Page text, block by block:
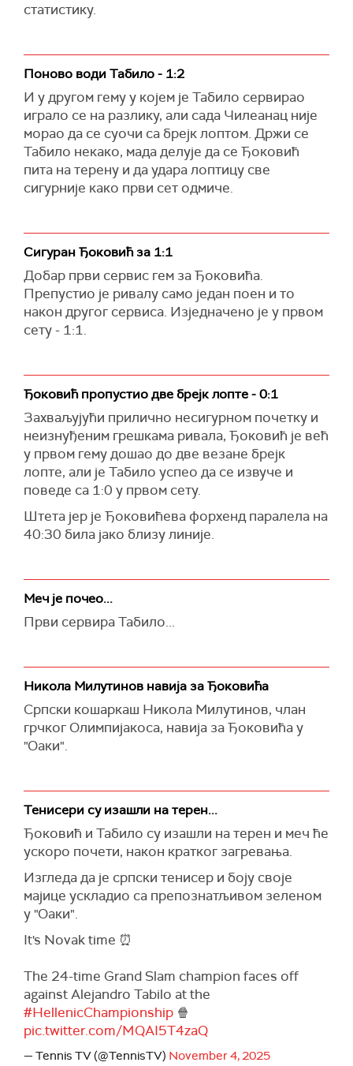
статистику.
Поново води Табило - 1:2
И у другом гему у којем је Табило сервирао
играло се на разлику, али сада Чилеанац није
морао да се суочи са брејк лоптом. Држи се
Табило некако, мада делује да се Ђоковић
пита на терену и да удара лоптицу све
сигурније како први сет одмиче.
Сигуран Ђоковић за 1:1
Добар први сервис гем за Ђоковића.
Препустио је ривалу само један поен и то
након другог сервиса. Изједначено је у првом
сету - 1:1.
Ђоковић пропустио две брејк лопте - 0:1
Захваљујући прилично несигурном почетку и
неизнуђеним грешкама ривала, Ђоковић је већ
у првом гему дошао до две везане брејк
лопте, али је Табило успео да се извуче и
поведе са 1:0 у првом сету.
Штета јер је Ђоковићева форхенд паралела на
40:30 била јако близу линије.
Меч је почео...
Први сервира Табило...
Никола Милутинов навија за Ђоковића
Српски кошаркаш Никола Милутинов, члан
грчког Олимпијакоса, навија за Ђоковића у
"Оаки".
Тенисери су изашли на терен...
Ђоковић и Табило су изашли на терен и меч ће
ускоро почети, након кратког загревања.
Изгледа да је српски тенисер и боју своје
мајице ускладио са препознатљивом зеленом
у "Оаки".
It's Novak time ⏰
The 24-time Grand Slam champion faces off
against Alejandro Tabilo at the
#HellenicChampionship 🍿
pic.twitter.com/MQAI5T4zaQ
— Tennis TV (@TennisTV) November 4, 2025